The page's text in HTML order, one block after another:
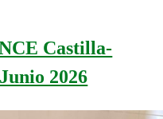
Castilla-
2026